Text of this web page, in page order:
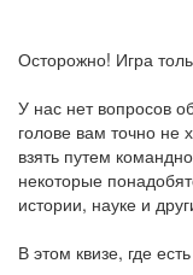
Осторожно! Игра
У нас нет вопросов
голове вам точно не
взять путем
некоторые
истории, науке и
В этом квизе, где